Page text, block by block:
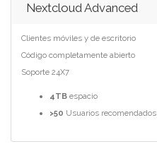
Nextcloud Advanced
Clientes móviles y de escritorio
Código completamente abierto
Soporte 24X7
4TB espacio
>50 Usuarios recomendados